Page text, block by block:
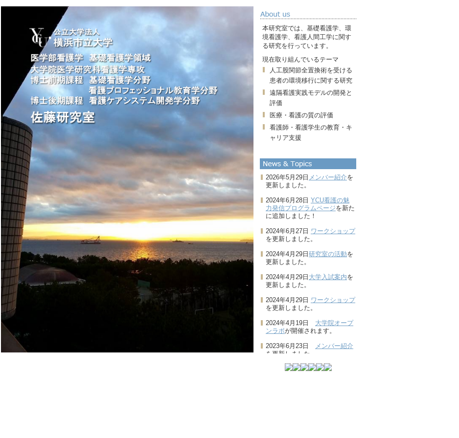
本研究室では、基礎看護学、環
境看護学、看護人間工学に関す
る研究を行っています。
現在取り組んでいるテーマ
人工股関節全置換術を受ける
患者の環境移行に関する研究
遠隔看護実践モデルの開発と
評価
医療・看護の質の評価
看護師・看護学生の教育・キ
ャリア支援
2026年5月29日 メンバー紹介を
更新しました。
2024年6月28日 YCU看護の魅
力発信プログラムページを新た
に追加しました！
2024年6月27日 ワークショップ
を更新しました。
2024年4月29日 研究室の活動を
更新しました。
2024年4月29日 大学入試案内を
更新しました。
2024年4月29日 ワークショップ
を更新しました。
2024年4月19日 大学院オープ
ンラボが開催されます。
2023年6月23日
メンバー紹介
を更新しました。
2023年5月19日 研究室の活動を